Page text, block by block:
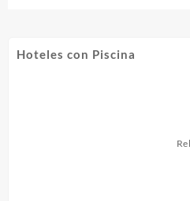
Hoteles con Piscina